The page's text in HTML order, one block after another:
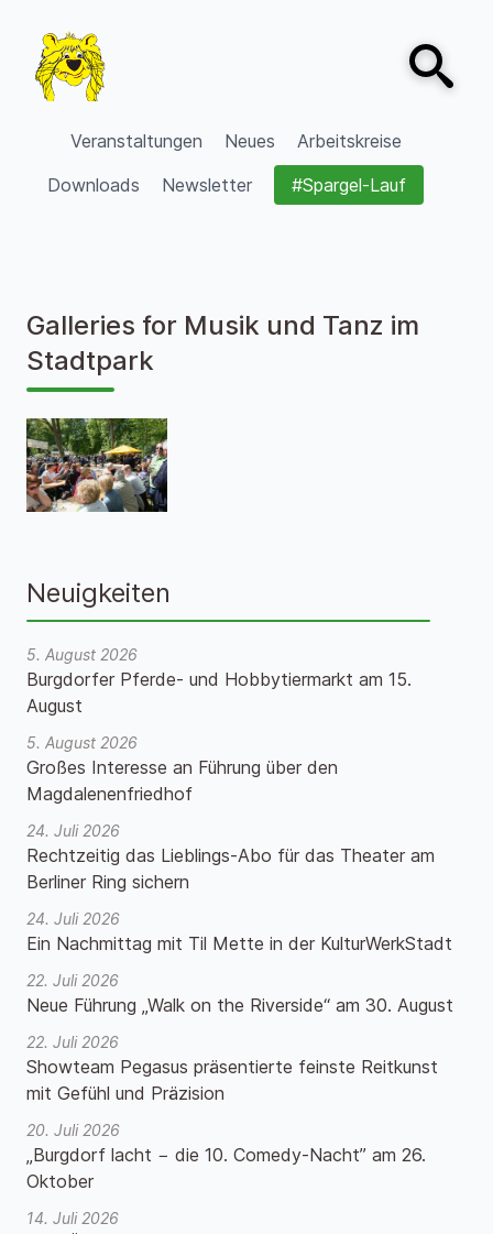
VVV Burgdorf
Veranstaltungen Neues
Arbeitskreise
Downloads
Newsletter #Spargel-Lauf
Open
Galleries for Musik und Tanz im
Stadtpark
Neuigkeiten
5. August 2026
Burgdorfer Pferde- und Hobbytiermarkt am 15.
August
5. August 2026
Großes Interesse an Führung über den
Magdalenenfriedhof
24. Juli 2026
Rechtzeitig das Lieblings-Abo für das Theater am
Berliner Ring sichern
24. Juli 2026
Ein Nachmittag mit Til Mette in der KulturWerkStadt
22. Juli 2026
Neue Führung „Walk on the Riverside“ am 30. August
22. Juli 2026
Showteam Pegasus präsentierte feinste Reitkunst
mit Gefühl und Präzision
20. Juli 2026
„Burgdorf lacht − die 10. Comedy-Nacht” am 26.
Oktober
14. Juli 2026